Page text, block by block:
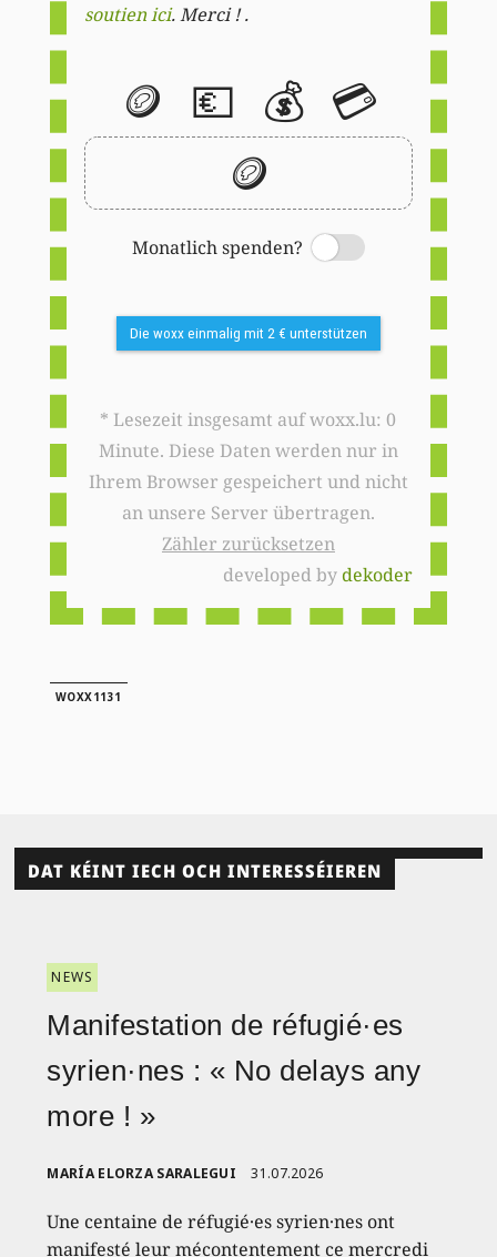
soutien ici. Merci ! .
🪙 💶 💰 💳
🪙
Monatlich spenden?
Switch
Die woxx einmalig mit 2 € unterstützen
* Lesezeit insgesamt auf woxx.lu: 0
Minute. Diese Daten werden nur in
Ihrem Browser gespeichert und nicht
an unsere Server übertragen.
Zähler zurücksetzen
developed bydekoder
WOXX1131
DAT KÉINT IECH OCH INTERESSÉIEREN
NEWS
Manifestation de réfugié·es
syrien·nes : « No delays any
more ! »
MARÍA ELORZA SARALEGUI 31.07.2026
Une centaine de réfugié·es syrien·nes ont
manifesté leur mécontentement ce mercredi